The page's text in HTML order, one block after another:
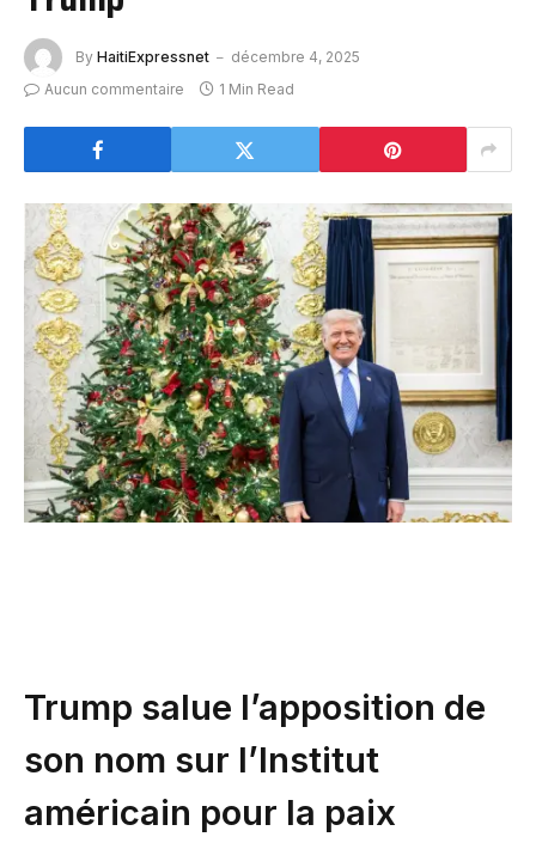
By HaitiExpressnet
décembre 4, 2025
Aucun commentaire
1 Min Read
Trump salue l’apposition de
son nom sur l’Institut
américain pour la paix